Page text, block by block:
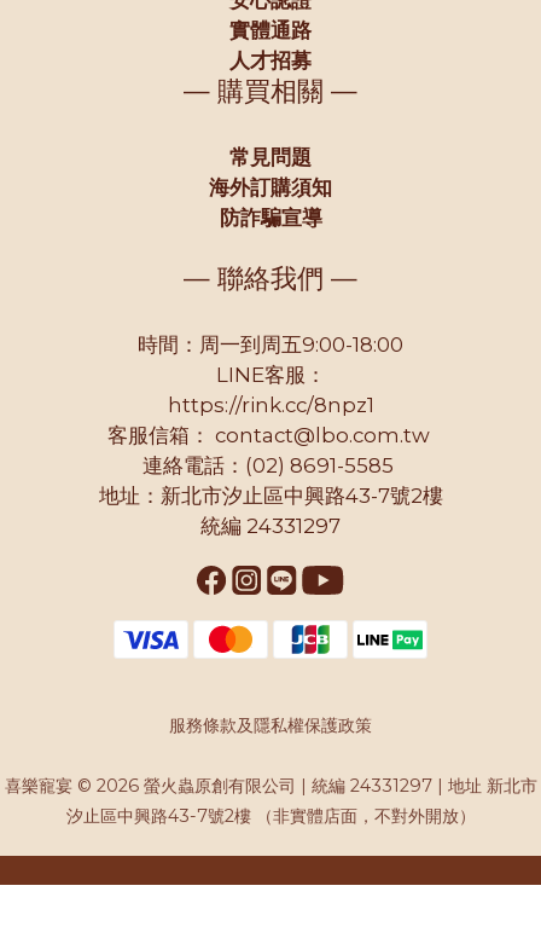
實體通路
人才招募
— 購買相關 —
常見問題
海外訂購須知
防詐騙宣導
— 聯絡我們 —
時間：周一到周五9:00-18:00
LINE客服：
https://rink.cc/8npz1
客服信箱： contact@lbo.com.tw
連絡電話：(02) 8691-5585
地址：新北市汐止區中興路43-7號2樓
統編 24331297
服務條款及隱私權保護政策
喜樂寵宴 © 2026 螢火蟲原創有限公司 | 統編 24331297 | 地址 新北市
汐止區中興路43-7號2樓 （非實體店面，不對外開放）